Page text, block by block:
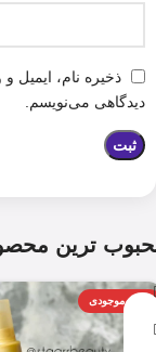
ذخیره نام، ایمیل
دیدگاهی می‌نویسم.
ترین
اتمام موجودی